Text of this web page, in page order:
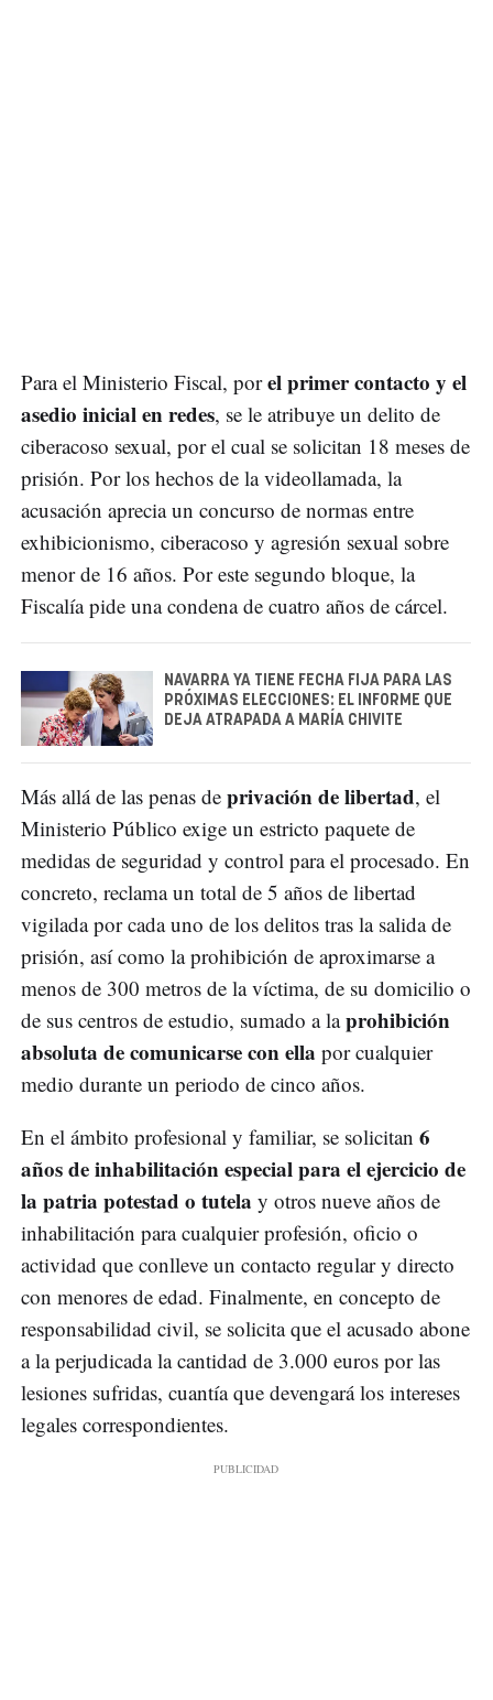
Para el Ministerio Fiscal, porel primer contacto y el
asedio inicial en redes, se le atribuye un delito de
ciberacoso sexual, por el cual se solicitan 18 meses de
prisión. Por los hechos de la videollamada, la
acusación aprecia un concurso de normas entre
exhibicionismo, ciberacoso y agresión sexual sobre
menor de 16 años. Por este segundo bloque, la
Fiscalía pide una condena de cuatro años de cárcel.
NAVARRA YA TIENE FECHA FIJA PARA LAS
PRÓXIMAS ELECCIONES: EL INFORME QUE
DEJA ATRAPADA A MARÍA CHIVITE
Más allá de las penas de privación de libertad, el
Ministerio Público exige un estricto paquete de
medidas de seguridad y control para el procesado. En
concreto, reclama un total de 5 años de libertad
vigilada por cada uno de los delitos tras la salida de
prisión, así como la prohibición de aproximarse a
menos de 300 metros de la víctima, de su domicilio o
de sus centros de estudio, sumado a laprohibición
absoluta de comunicarse con ella por cualquier
medio durante un periodo de cinco años.
En el ámbito profesional y familiar, se solicitan 6
años de inhabilitación especial para el ejercicio de
la patria potestad o tutela y otros nueve años de
inhabilitación para cualquier profesión, oficio o
actividad que conlleve un contacto regular y directo
con menores de edad. Finalmente, en concepto de
responsabilidad civil, se solicita que el acusado abone
a la perjudicada la cantidad de 3.000 euros por las
lesiones sufridas, cuantía que devengará los intereses
legales correspondientes.